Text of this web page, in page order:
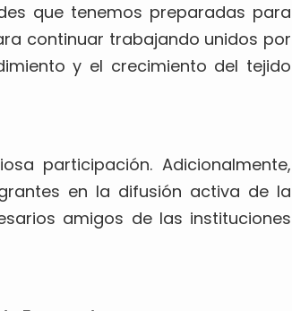
que tenemos preparadas para
continuar trabajando unidos por
y el crecimiento del tejido
participación. Adicionalmente,
en la difusión activa de la
amigos de las instituciones